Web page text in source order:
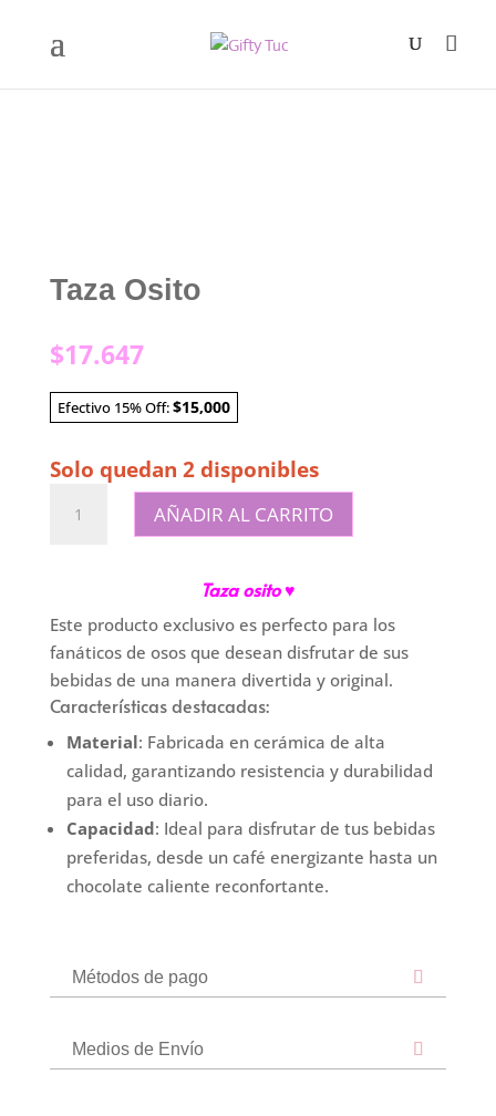
Taza Osito
$17.647
Efectivo 15% Off:$15,000
Solo quedan 2 disponibles
Osito
AÑADIR AL CARRITO
Taza osito ♥
Este producto exclusivo es perfecto para los
fanáticos de osos que desean disfrutar de sus
bebidas de una manera divertida y original.
Características destacadas:
Material: Fabricada en cerámica de alta
calidad, garantizando resistencia y durabilidad
para el uso diario.
Capacidad: Ideal para disfrutar de tus bebidas
preferidas, desde un café energizante hasta un
chocolate caliente reconfortante.
Métodos de pago
Medios de Envío